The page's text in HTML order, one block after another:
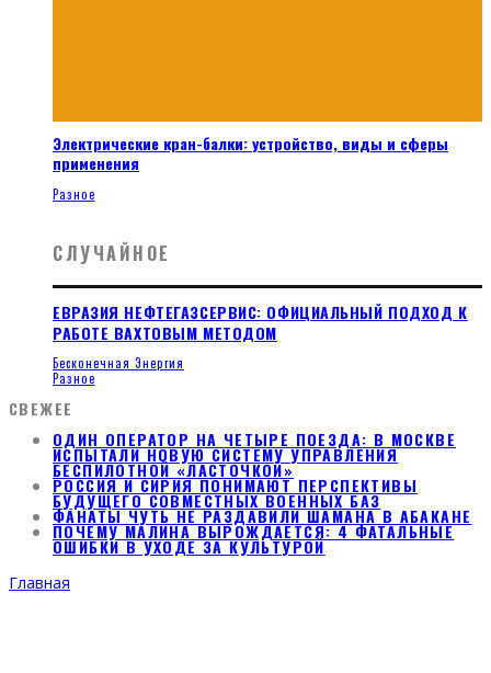
Электрические кран-балки: устройство, виды и сферы
применения
Разное
СЛУЧАЙНОЕ
ЕВРАЗИЯ НЕФТЕГАЗСЕРВИС: ОФИЦИАЛЬНЫЙ ПОДХОД К
РАБОТЕ ВАХТОВЫМ МЕТОДОМ
Бесконечная Энергия
Разное
СВЕЖЕЕ
ОДИН ОПЕРАТОР НА ЧЕТЫРЕ ПОЕЗДА: В МОСКВЕ
ИСПЫТАЛИ НОВУЮ СИСТЕМУ УПРАВЛЕНИЯ
БЕСПИЛОТНОЙ «ЛАСТОЧКОЙ»
РОССИЯ И СИРИЯ ПОНИМАЮТ ПЕРСПЕКТИВЫ
БУДУЩЕГО СОВМЕСТНЫХ ВОЕННЫХ БАЗ
ФАНАТЫ ЧУТЬ НЕ РАЗДАВИЛИ ШАМАНА В АБАКАНЕ
ПОЧЕМУ МАЛИНА ВЫРОЖДАЕТСЯ: 4 ФАТАЛЬНЫЕ
ОШИБКИ В УХОДЕ ЗА КУЛЬТУРОЙ
Главная